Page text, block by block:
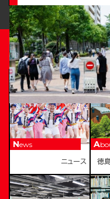
TOKUSHIMA BUNRI
News
ニュース 徳